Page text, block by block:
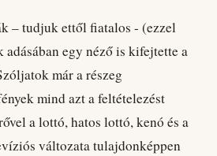
tudjuk ettől fiatalos - (ezzel
egy néző is kifejtette a
már a részeg
mind azt a feltételezést
a lottó, hatos lottó, kenó és a
változata tulajdonképpen